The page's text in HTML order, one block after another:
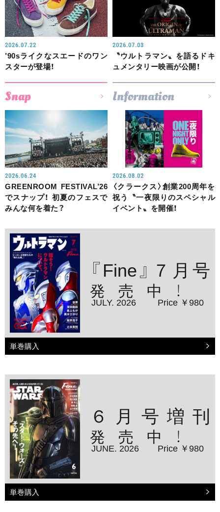
2026.07.22
’90sライクなスエードのワン
スターが登場！
2026.07.03
〝ウルトラマン〟を語るドキ
ュメンタリー映画が公開！
Snap
2026.06.24
GREENROOM FESTIVAL’26
でスナップ！ 初夏のフェスで
みんな何を着た？
Information
2026.08.02
〈クラークス〉創業200周年を
祝う〝一夜限りのスペシャル
イベント〟を開催！
『Fine』７月号
発売中！
JULY. 2026 Price ￥980
単巻購入
６月号増刊
発売中！
JUNE. 2026 Price ￥980
単巻購入